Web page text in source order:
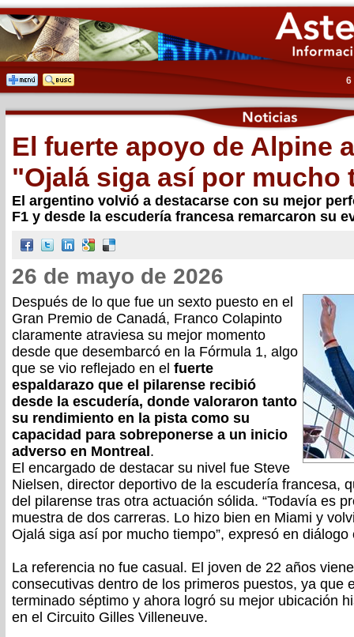
6
El fuerte apoyo de Alpine
"Ojalá siga así por mucho
El argentino volvió a destacarse con su mejor
F1 y desde la escudería francesa remarcaron su
26 de mayo de 2026
Después de lo que fue un sexto puesto en el
Gran Premio de Canadá, Franco Colapinto
claramente atraviesa su mejor momento
desde que desembarcó en la Fórmula 1, algo
que se vio reflejado en el fuerte
espaldarazo que el pilarense recibió
desde la escudería, donde valoraron tanto
su rendimiento en la pista como su
capacidad para sobreponerse a un inicio
adverso en Montreal .
El encargado de destacar su nivel fue Steve
Nielsen, director deportivo de la escudería francesa,
del pilarense tras otra actuación sólida. “Todavía es
muestra de dos carreras. Lo hizo bien en Miami y
Ojalá siga así por mucho tiempo”, expresó en diálogo
La referencia no fue casual. El joven de 22 años
consecutivas dentro de los primeros puestos, ya que
terminado séptimo y ahora logró su mejor ubicación
en el Circuito Gilles Villeneuve.